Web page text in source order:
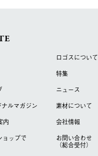
ロゴスについて
特集
ニュース
ルマガジン
素材について
内
会社情報
ップで
お問い合わせ
（総合受付）